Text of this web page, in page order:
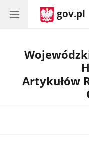
gov.pl
Artykułów